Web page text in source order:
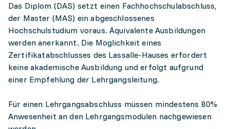
Das Diplom (DAS) setzt einen Fachhochschulabschluss,
der Master (MAS) ein abgeschlossenes
Hochschulstudium voraus. Äquivalente Ausbildungen
werden anerkannt. Die Möglichkeit eines
Zertifikatabschlusses des Lassalle-Hauses erfordert
keine akademische Ausbildung und erfolgt aufgrund
einer Empfehlung der Lehrgangsleitung.
Für einen Lehrgangsabschluss müssen mindestens 80%
Anwesenheit an den Lehrgangsmodulen nachgewiesen